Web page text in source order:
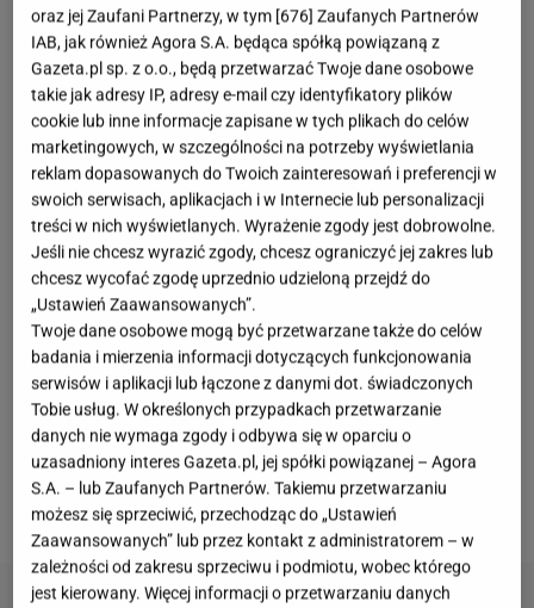
Mody fotel do salonu, czyli jaki?
Moda w dziedzinie mebli zmienia się, może nie tak
dynamicznie jak w przypadku mody, ale również
panują tu trendy. Obecnie bardzo modne są fotele
w stylu vintage, boho i opływowe, organiczne
kształty. A jaka tkanina obiciowa jest najbardziej na
czasie? Zdecydowanie bouclé w kolorach ziemi!
Wybór materiału zależy jednak mocno od
indywidualnych preferencji oraz stylu, w jakim
urządzony jest salon. Oprócz ultramodnej boucle,
popularne są materiały takie jak plecionki oraz
welury. Doskonale wpisują się zarówno w
nowoczesne wnętrza, a także te urządzone stylu
skandynawskim, boho, japandi.
oraz jej Zaufani Partnerzy, w tym [676] Zaufanych Partnerów
IAB, jak również Agora S.A. będąca spółką powiązaną z
Gazeta.pl sp. z o.o., będą przetwarzać Twoje dane osobowe
takie jak adresy IP, adresy e-mail czy identyfikatory plików
cookie lub inne informacje zapisane w tych plikach do celów
marketingowych, w szczególności na potrzeby wyświetlania
reklam dopasowanych do Twoich zainteresowań i preferencji w
swoich serwisach, aplikacjach i w Internecie lub personalizacji
treści w nich wyświetlanych. Wyrażenie zgody jest dobrowolne.
Jeśli nie chcesz wyrazić zgody, chcesz ograniczyć jej zakres lub
chcesz wycofać zgodę uprzednio udzieloną przejdź do
„Ustawień Zaawansowanych”.
Twoje dane osobowe mogą być przetwarzane także do celów
badania i mierzenia informacji dotyczących funkcjonowania
serwisów i aplikacji lub łączone z danymi dot. świadczonych
Tobie usług. W określonych przypadkach przetwarzanie
danych nie wymaga zgody i odbywa się w oparciu o
uzasadniony interes Gazeta.pl, jej spółki powiązanej – Agora
S.A. – lub Zaufanych Partnerów. Takiemu przetwarzaniu
możesz się sprzeciwić, przechodząc do „Ustawień
Zaawansowanych” lub przez kontakt z administratorem – w
zależności od zakresu sprzeciwu i podmiotu, wobec którego
jest kierowany. Więcej informacji o przetwarzaniu danych